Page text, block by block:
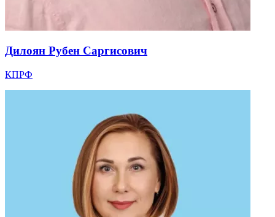
Дилоян Рубен Саргисович
КПРФ